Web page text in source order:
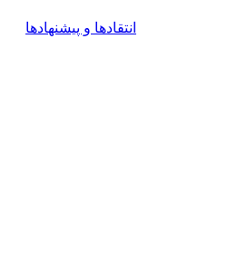
انتقادها و پیشنهادها